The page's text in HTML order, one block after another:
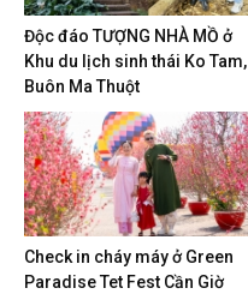
Độc đáo TƯỢNG NHÀ MỒ ở
Khu du lịch sinh thái Ko Tam,
Buôn Ma Thuột
Check in cháy máy ở Green
Paradise Tet Fest Cần Giờ